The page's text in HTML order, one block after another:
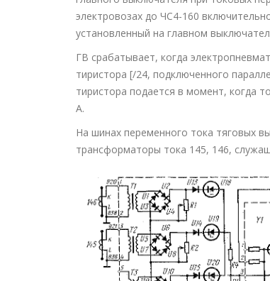
электровозах до ЧС4-160
установленный на главном
ГВ срабатывает, когда
тиристора [/24, подключенного
тиристора подается в момент, когда
А.
На шинах переменного тока тяговых
трансформаторы тока 145, 146,